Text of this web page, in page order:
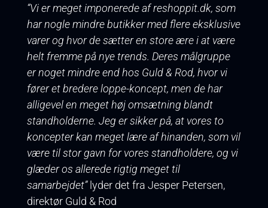
“Vi er meget imponerede af reshoppit.dk, som
har nogle mindre butikker med flere eksklusive
varer og hvor de sætter en store ære i at være
helt fremme på nye trends. Deres målgruppe
er noget mindre end hos Guld & Rod, hvor vi
fører et bredere loppe-koncept, men de har
alligevel en meget høj omsætning blandt
standholderne. Jeg er sikker på, at vores to
koncepter kan meget lære af hinanden, som vil
være til stor gavn for vores standholdere, og vi
glæder os allerede rigtig meget til
samarbejdet”lyder det fra Jesper Petersen,
direktør Guld & Rod